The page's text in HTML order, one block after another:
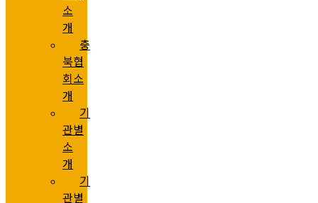
소
개
충
북협
회소
개
기
관별
소
개
기
관별